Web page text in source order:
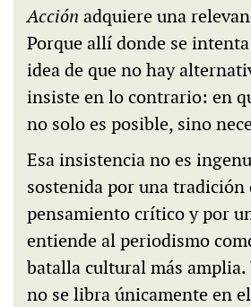
Acción adquiere una
Porque allí donde se
idea de que no hay
insiste en lo contrario: en
no solo es posible, sino
Esa insistencia no es
sostenida por una tradición
pensamiento crítico y por
entiende al periodismo
batalla cultural más amplia.
no se libra únicamente en